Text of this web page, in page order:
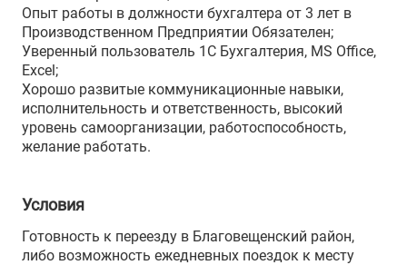
Опыт работы в должности бухгалтера от 3 лет в
Производственном Предприятии Обязателен;
Уверенный пользователь 1С Бухгалтерия, MS Office,
Excel;
Хорошо развитые коммуникационные навыки,
исполнительность и ответственность, высокий
уровень самоорганизации, работоспособность,
желание работать.
Условия
Готовность к переезду в Благовещенский район,
либо возможность ежедневных поездок к месту